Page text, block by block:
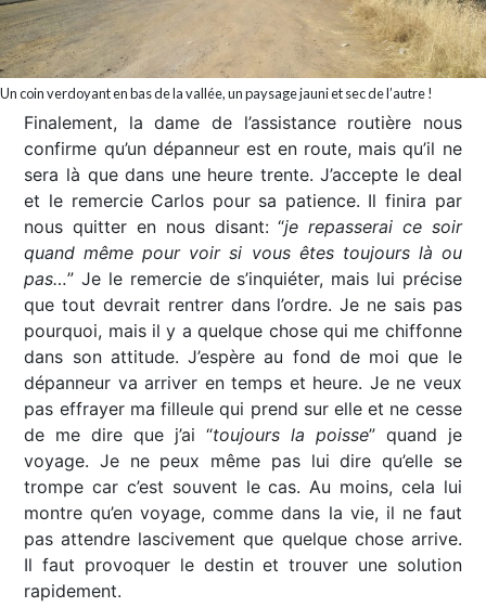
Un coin verdoyant en bas de la vallée, un paysage jauni et sec de l’autre !
Finalement, la dame de l’assistance routière nous
confirme qu’un dépanneur est en route, mais qu’il ne
sera là que dans une heure trente. J’accepte le deal
et le remercie Carlos pour sa patience. Il finira par
nous quitter en nous disant: “je repasserai ce soir
quand même pour voir si vous êtes toujours là ou
pas…” Je le remercie de s’inquiéter, mais lui précise
que tout devrait rentrer dans l’ordre. Je ne sais pas
pourquoi, mais il y a quelque chose qui me chiffonne
dans son attitude. J’espère au fond de moi que le
dépanneur va arriver en temps et heure. Je ne veux
pas effrayer ma filleule qui prend sur elle et ne cesse
de me dire que j’ai “toujours la poisse” quand je
voyage. Je ne peux même pas lui dire qu’elle se
trompe car c’est souvent le cas. Au moins, cela lui
montre qu’en voyage, comme dans la vie, il ne faut
pas attendre lascivement que quelque chose arrive.
Il faut provoquer le destin et trouver une solution
rapidement.